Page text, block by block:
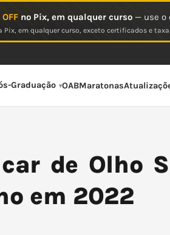
no Pix, em qualquer curso— use o
Pix, em qualquer curso, exceto certificados e
Graduação OABMaratonas
de Olho
em 2022